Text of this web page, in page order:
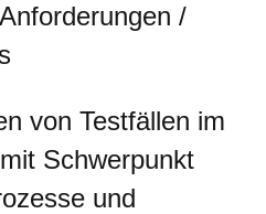
/
von Testfällen im
Schwerpunkt
und